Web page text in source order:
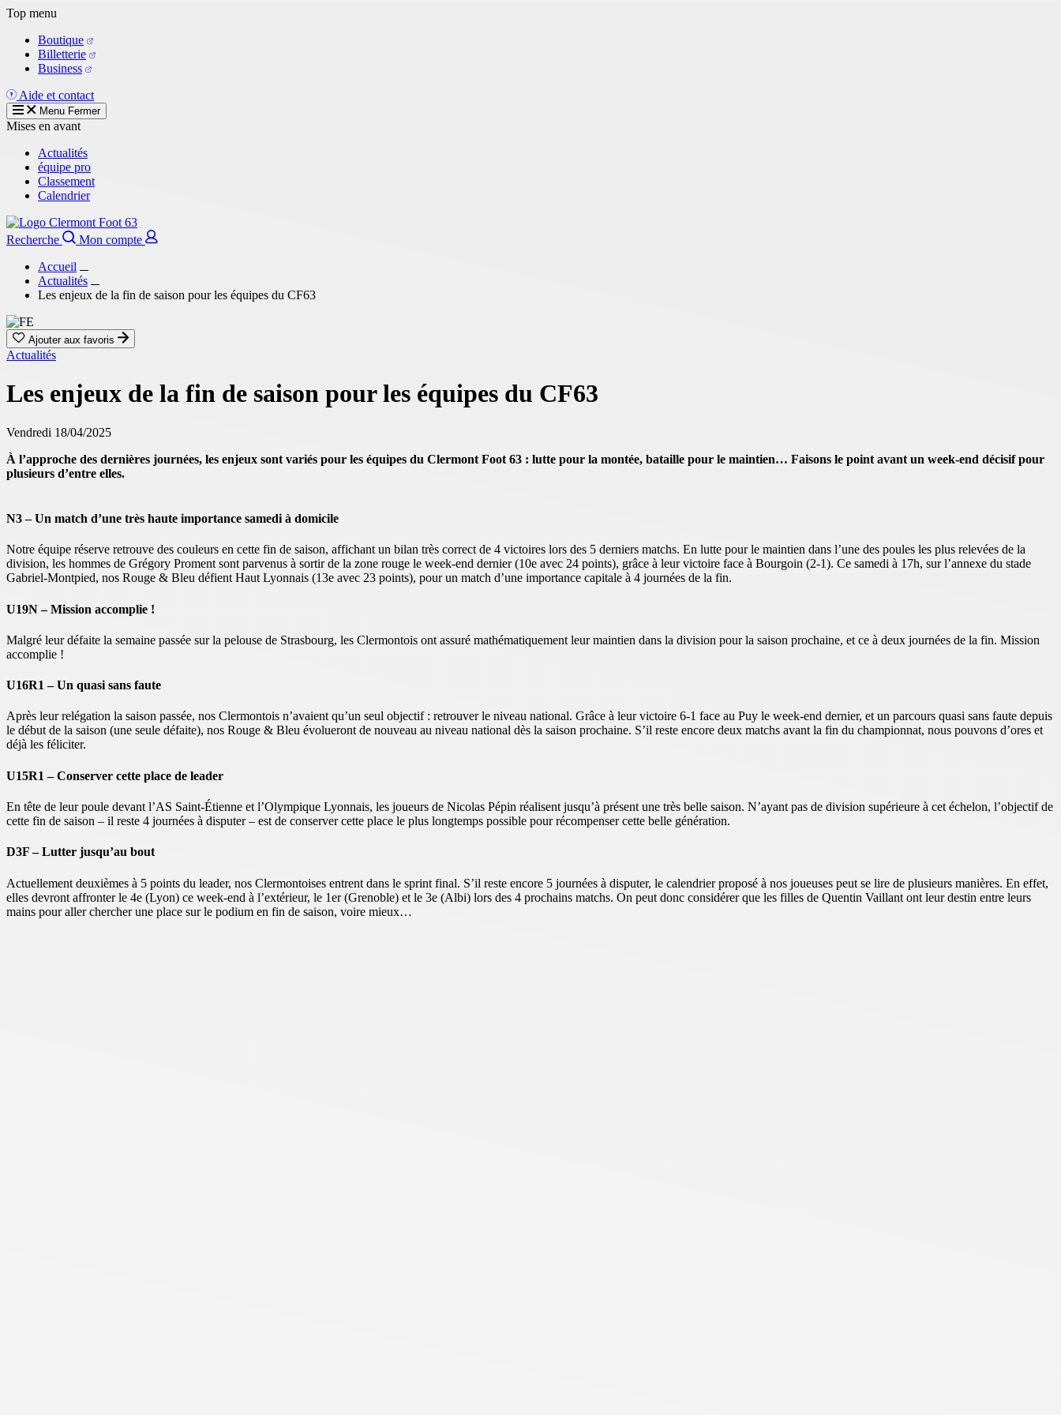
Aller
contenu
principal
Top menu
Boutique
Billetterie
Business
Aide et contact
Menu Fermer
Mises en avant
Actualités
équipe pro
Classement
Calendrier
Recherche
Mon compte
Accueil
Actualités
Les enjeux de la fin de saison pour les équipes du CF63
Ajouter aux favoris
Actualités
Les enjeux de la fin de saison pour les équipes du CF63
Vendredi 18/04/2025
À l’approche des dernières journées, les enjeux sont variés pour les équipes du Clermont Foot 63 : lutte pour la montée, bataille pour le maintien… Faisons le point avant un week-end décisif pour
plusieurs d’entre elles.
N3 – Un match d’une très haute importance samedi à domicile
Notre équipe réserve retrouve des couleurs en cette fin de saison, affichant un bilan très correct de 4 victoires lors des 5 derniers matchs. En lutte pour le maintien dans l’une des poules les plus relevées de la
division, les hommes de Grégory Proment sont parvenus à sortir de la zone rouge le week-end dernier (10e avec 24 points), grâce à leur victoire face à Bourgoin (2-1). Ce samedi à 17h, sur l’annexe du stade
Gabriel-Montpied, nos Rouge & Bleu défient Haut Lyonnais (13e avec 23 points), pour un match d’une importance capitale à 4 journées de la fin.
U19N – Mission accomplie !
Malgré leur défaite la semaine passée sur la pelouse de Strasbourg, les Clermontois ont assuré mathématiquement leur maintien dans la division pour la saison prochaine, et ce à deux journées de la fin. Mission
accomplie !
U16R1 – Un quasi sans faute
Après leur relégation la saison passée, nos Clermontois n’avaient qu’un seul objectif : retrouver le niveau national. Grâce à leur victoire 6-1 face au Puy le week-end dernier, et un parcours quasi sans faute depuis
le début de la saison (une seule défaite), nos Rouge & Bleu évolueront de nouveau au niveau national dès la saison prochaine. S’il reste encore deux matchs avant la fin du championnat, nous pouvons d’ores et
déjà les féliciter.
U15R1 – Conserver cette place de leader
En tête de leur poule devant l’AS Saint-Étienne et l’Olympique Lyonnais, les joueurs de Nicolas Pépin réalisent jusqu’à présent une très belle saison. N’ayant pas de division supérieure à cet échelon, l’objectif de
cette fin de saison – il reste 4 journées à disputer – est de conserver cette place le plus longtemps possible pour récompenser cette belle génération.
D3F – Lutter jusqu’au bout
Actuellement deuxièmes à 5 points du leader, nos Clermontoises entrent dans le sprint final. S’il reste encore 5 journées à disputer, le calendrier proposé à nos joueuses peut se lire de plusieurs manières. En effet,
elles devront affronter le 4e (Lyon) ce week-end à l’extérieur, le 1er (Grenoble) et le 3e (Albi) lors des 4 prochains matchs. On peut donc considérer que les filles de Quentin Vaillant ont leur destin entre leurs
mains pour aller chercher une place sur le podium en fin de saison, voire mieux…